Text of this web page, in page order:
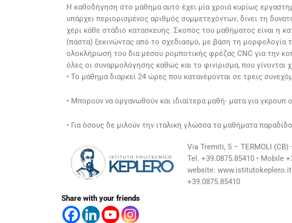
Η καθοδήγηση στο μάθημα αυτό έχει μία χροιά κυρίως
υπάρχει περιορισμένος αριθμός συμμετεχόντων, δίνει τη
χέρι κάθε στάδιο κατασκευής. Σκοπός του μαθήματος είναι η
(πάστα) ξεκινώντας από το σχεδιασμό, με βάση τη μορφολογία
ολοκλήρωσή του δια μέσου ρομποτικής φρέζας CNC για την
όλες οι συναρμολόγησης καθώς και το φινίρισμα, που γίνονται
• Το μάθημα διαρκεί 24 ώρες που κατανέμονται σε τρεις
• Μπορούν να οργανωθούν και ιδιαίτερα μαθή- ματα για γκρουπ
• Για όσους δε μιλούν την ιταλική γλώσσα τα μαθήματα
Via Tremiti, 5 – TERMOLI (CB)
Tel. +39.0875.85410 • Mobile
website: www.istitutokeplero.it
+39.0875.85410
Share with your friends